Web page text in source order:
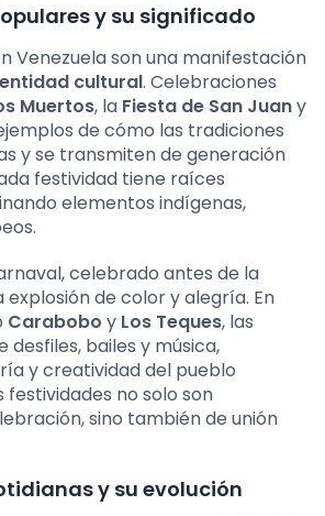
y su significado
Venezuela son una manifestación
cultural. Celebraciones
Muertos, la Fiesta de San Juany
de cómo las tradiciones
y se transmiten de generación
festividad tiene raíces
elementos indígenas,
celebrado antes de la
explosión de color y alegría. En
Carabobo y Los Teques, las
desfiles, bailes y música,
y creatividad del pueblo
festividades no solo son
sino también de unión
y su evolución